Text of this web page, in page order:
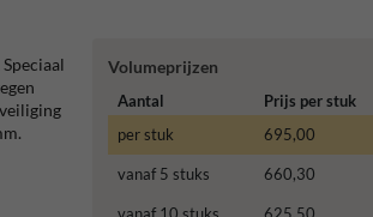
Volumeprijzen
Aantal Prijs per stuk
per stuk
695,00
vanaf 5 stuks 660,30